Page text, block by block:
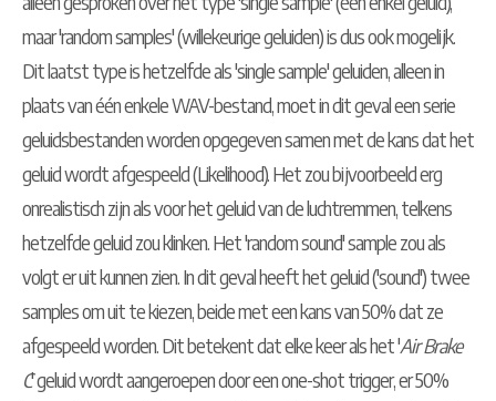
maar 'random samples' (willekeurige geluiden) is dus ook mogelijk.
Dit laatst type is hetzelfde als 'single sample' geluiden, alleen in
plaats van één enkele WAV-bestand, moet in dit geval een serie
geluidsbestanden worden opgegeven samen met de kans dat het
geluid wordt afgespeeld (Likelihood). Het zou bijvoorbeeld erg
onrealistisch zijn als voor het geluid van de luchtremmen, telkens
hetzelfde geluid zou klinken. Het 'random sound' sample zou als
volgt er uit kunnen zien. In dit geval heeft het geluid ('sound') twee
samples om uit te kiezen, beide met een kans van 50% dat ze
afgespeeld worden. Dit betekent dat elke keer als het 'Air Brake
C' geluid wordt aangeroepen door een one-shot trigger, er 50%